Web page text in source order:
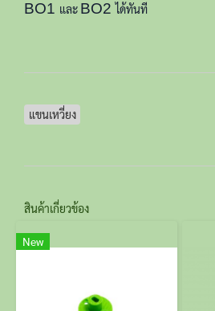
BO1 และ BO2ได้ทันที
แขนเหวี่ยง
สินค้าเกี่ยวข้อง
New